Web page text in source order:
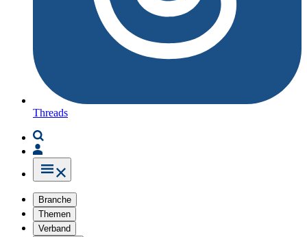
Threads
Branche
Themen
Verband